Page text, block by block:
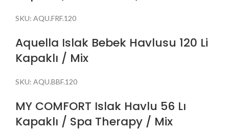
SKU: AQU.FRF.120
Aquella Islak Bebek Havlusu 120 Li
Kapaklı / Mix
SKU: AQU.BBF.120
MY COMFORT Islak Havlu 56 Lı
Kapaklı / Spa Therapy / Mix